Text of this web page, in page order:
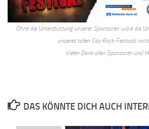
Ohne die Unterstützung unserer Sponsoren wäre die
unseres tollen City-Rock-Festivals
Vielen Dank allen Sponsoren und
DAS KÖNNTE DICH AUCH